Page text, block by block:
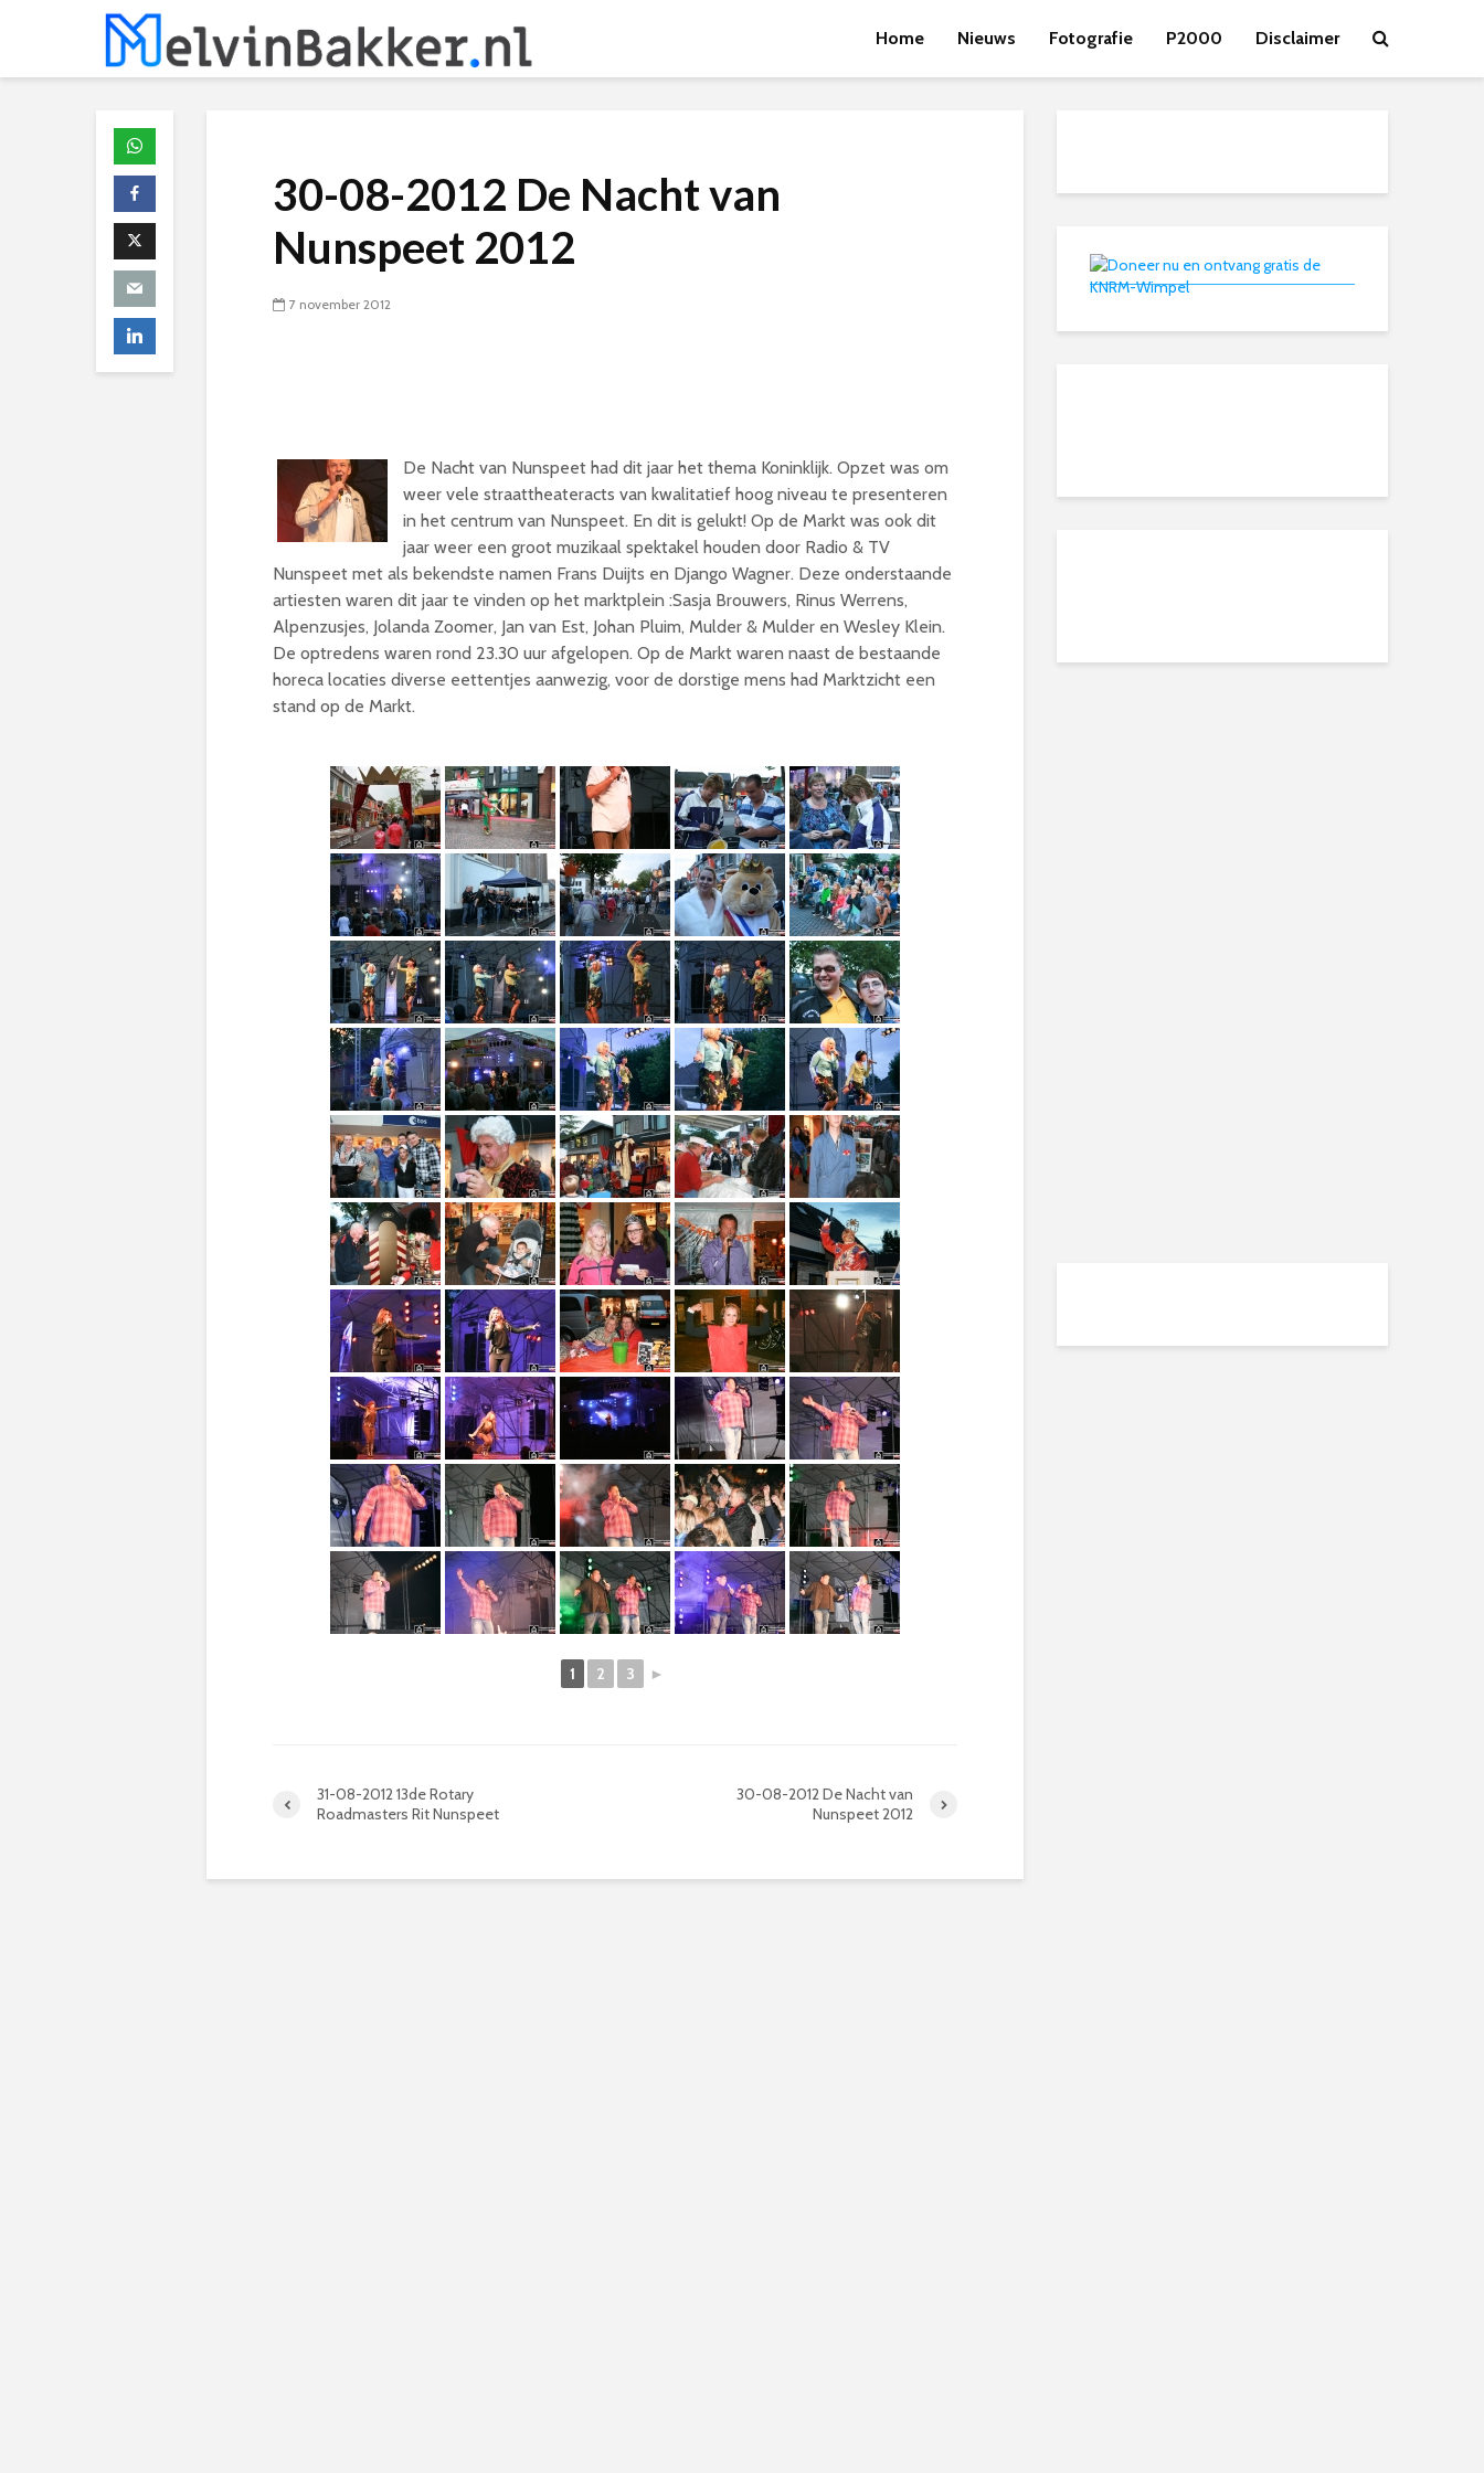
Home Nieuws Fotografie P2000 Disclaimer
30-08-2012 De Nacht van
Nunspeet 2012
7 november 2012
De Nacht van Nunspeet had dit jaar het thema Koninklijk. Opzet was om
weer vele straattheateracts van kwalitatief hoog niveau te presenteren
in het centrum van Nunspeet. En dit is gelukt! Op de Markt was ook dit
jaar weer een groot muzikaal spektakel houden door Radio & TV
Nunspeet met als bekendste namen Frans Duijts en Django Wagner. Deze onderstaande
artiesten waren dit jaar te vinden op het marktplein :Sasja Brouwers, Rinus Werrens,
Alpenzusjes, Jolanda Zoomer, Jan van Est, Johan Pluim, Mulder & Mulder en Wesley Klein.
De optredens waren rond 23.30 uur afgelopen. Op de Markt waren naast de bestaande
horeca locaties diverse eettentjes aanwezig, voor de dorstige mens had Marktzicht een
stand op de Markt.
1 2 3 ►
31-08-2012 13de Rotary
Roadmasters Rit Nunspeet
30-08-2012 De Nacht van
Nunspeet 2012